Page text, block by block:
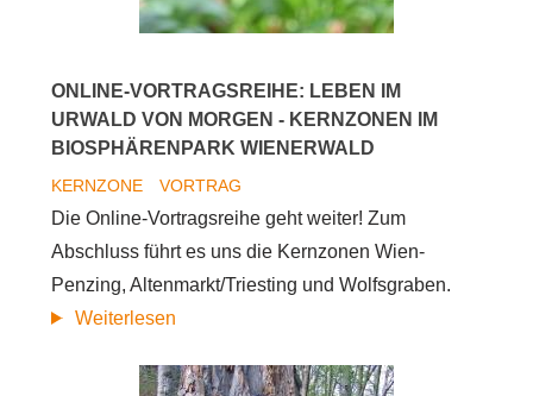
ONLINE-VORTRAGSREIHE: LEBEN IM
URWALD VON MORGEN - KERNZONEN IM
BIOSPHÄRENPARK WIENERWALD
KERNZONE VORTRAG
Die Online-Vortragsreihe geht weiter! Zum
Abschluss führt es uns die Kernzonen Wien-
Penzing, Altenmarkt/Triesting und Wolfsgraben.
Weiterlesen
Leben